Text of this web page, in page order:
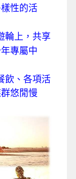
性的活
輪上，共享
專屬中
飲、各項活
悠閒慢